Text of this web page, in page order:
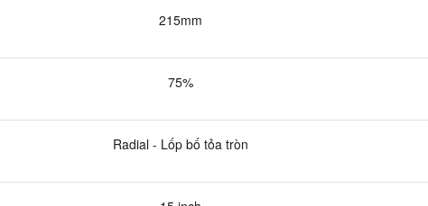
215mm
75%
Radial - Lốp bố tỏa tròn